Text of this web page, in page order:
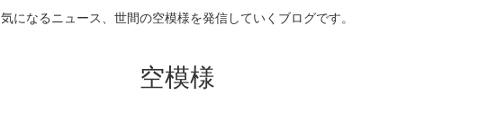
気になるニュース、世間の空模様を発信していくブログです。
空模様